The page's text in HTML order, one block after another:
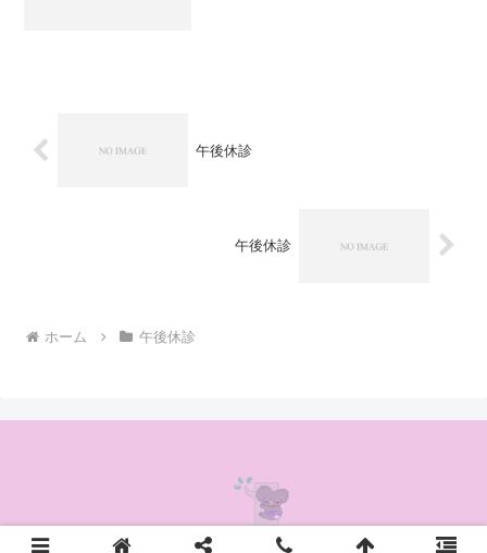
午後休診
午後休診
ホーム 午後休診
© 2020 かんの耳鼻咽喉科クリニック.